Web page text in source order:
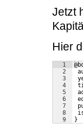
Jetzt
Hier
1
2
3
4
5
6
7
8
9
}